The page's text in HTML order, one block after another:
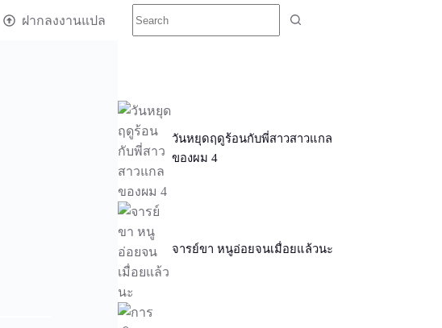
ฝากลงงานแปล
วันหยุดฤดูร้อนกับพี่สาวสาวแกล
ของผม 4
จารย์ขา หนูอ่อยจนเมื่อยแล้วนะ